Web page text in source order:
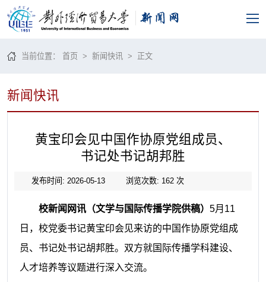
当前位置：首页 >新闻快讯 > 正文
新闻快讯
黄宝印会见中国作协原党组成员、
书记处书记胡邦胜
发布时间: 2026-05-13 浏览次数: 162次
校新闻网讯（文学与国际传播学院供稿） 5月11
日，校党委书记黄宝印会见来访的中国作协原党组成
员、书记处书记胡邦胜。双方就国际传播学科建设、
人才培养等议题进行深入交流。